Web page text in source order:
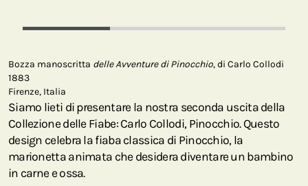
Bozza manoscritta delle Avventure di Pinocchio, di Carlo Collodi
1883
Firenze, Italia
Siamo lieti di presentare la nostra seconda uscita della
Collezione delle Fiabe: Carlo Collodi, Pinocchio. Questo
design celebra la fiaba classica di Pinocchio, la
marionetta animata che desidera diventare un bambino
in carne e ossa.